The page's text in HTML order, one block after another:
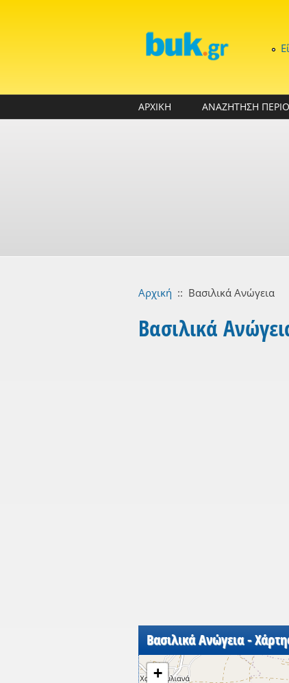
ΑΡΧΙΚΗ ΑΝΑΖΗΤΗΣΗ
Αρχική :: Βασιλικά Ανώγεια
Βασιλικά
Βασιλικά Ανώγεια -
+